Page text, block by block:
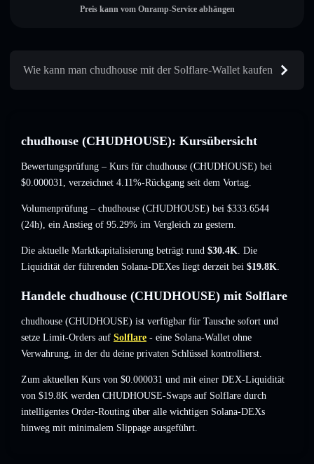
Preis kann vom Onramp-Service abhängen
Wie kann man chudhouse mit der Solflare-Wallet kaufen
chudhouse (CHUDHOUSE): Kursübersicht
Bewertungsprüfung – Kurs für chudhouse (CHUDHOUSE) bei
$0.000031, verzeichnet 4.11%-Rückgang seit dem Vortag.
Volumenprüfung – chudhouse (CHUDHOUSE) bei $333.6544
(24h), ein Anstieg of 95.29% im Vergleich zu gestern.
Die aktuelle Marktkapitalisierung beträgt rund $30.4K. Die
Liquidität der führenden Solana-DEXes liegt derzeit bei $19.8K.
Handele chudhouse (CHUDHOUSE) mit Solflare
chudhouse (CHUDHOUSE) ist verfügbar für Tausche sofort und
setze Limit-Orders auf Solflare - eine Solana-Wallet ohne
Verwahrung, in der du deine privaten Schlüssel kontrollierst.
Zum aktuellen Kurs von $0.000031 und mit einer DEX-Liquidität
von $19.8K werden CHUDHOUSE-Swaps auf Solflare durch
intelligentes Order-Routing über alle wichtigen Solana-DEXs
hinweg mit minimalem Slippage ausgeführt.